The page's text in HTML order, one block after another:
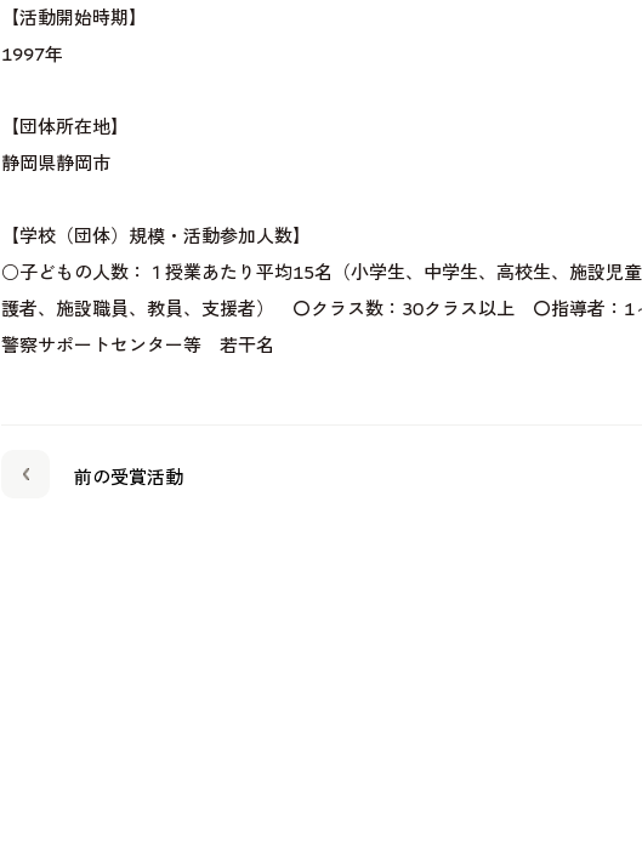
【活動開始時期】
1997年
【団体所在地】
静岡県静岡市
【学校（団体）規模・活動参加人数】
○子どもの人数：１授業あたり平均15名（小学生、中学生、高校生、施設児
護者、施設職員、教員、支援者） 〇クラス数：30クラス以上 〇指導者：1
警察サポートセンター等 若干名
前の受賞活動